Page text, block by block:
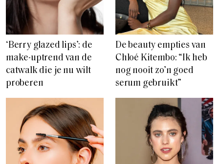
‘Berry glazed lips’: de
make-uptrend van de
catwalk die je nu wilt
proberen
De beauty empties van
Chloé Kitembo: “Ik heb
nog nooit zo’n goed
serum gebruikt”